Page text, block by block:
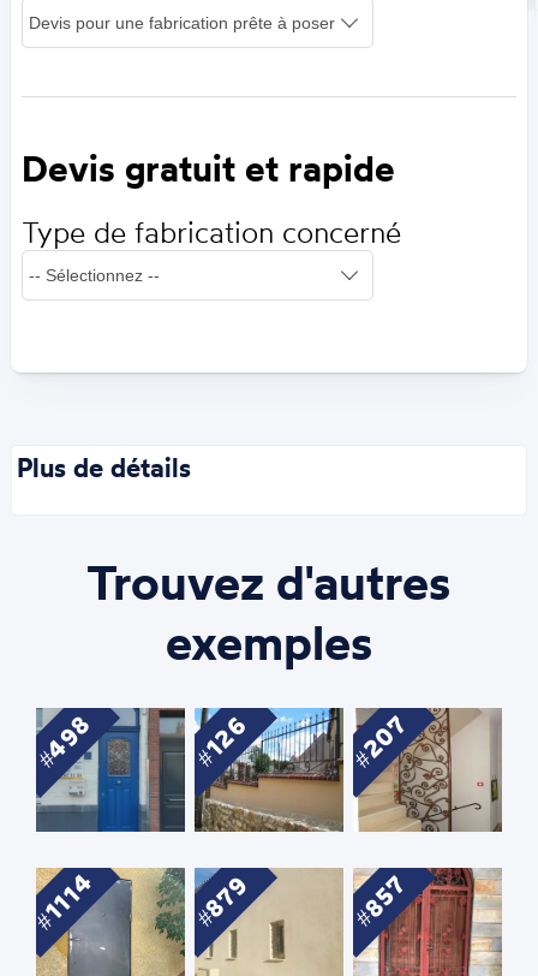
Devis gratuit et rapide
Type de fabrication concerné
Plus de détails
Trouvez d'autres
exemples
498 126 207
1114 879 857